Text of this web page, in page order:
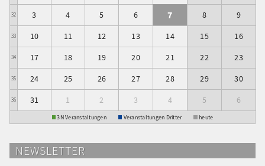
32 3 4 5 6 7 8 9
33 10 11 12 13 14 15 16
34 17 18 19 20 21 22 23
35 24 25 26 27 28 29 30
36 31 1 2 3 4 5 6
3N Veranstaltungen Veranstaltungen Dritter heute
NEWSLETTER